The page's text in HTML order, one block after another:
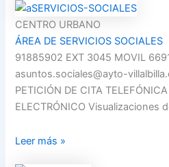
CENTRO URBANO
ÁREA DE SERVICIOS SOCIALES
91885902 EXT 3045 MOVIL
asuntos.sociales@ayto-
PETICIÓN DE CITA TELEFÓNICA
ELECTRÓNICO Visualizaciones
Leer más »